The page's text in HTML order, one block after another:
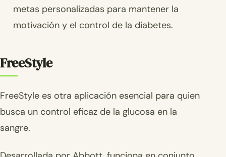
metas personalizadas para mantener la
motivación y el control de la diabetes.
FreeStyle
FreeStyle es otra aplicación esencial para quien
busca un control eficaz de la glucosa en la
sangre.